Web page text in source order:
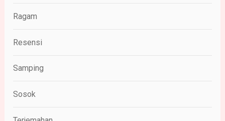
Ragam
Resensi
Samping
Sosok